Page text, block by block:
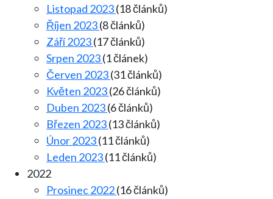
Listopad 2023(18 článků)
Říjen 2023(8 článků)
Září 2023(17 článků)
Srpen 2023(1 článek)
Červen 2023(31 článků)
Květen 2023(26 článků)
Duben 2023(6 článků)
Březen 2023(13 článků)
Únor 2023(11 článků)
Leden 2023(11 článků)
2022
Prosinec 2022(16 článků)